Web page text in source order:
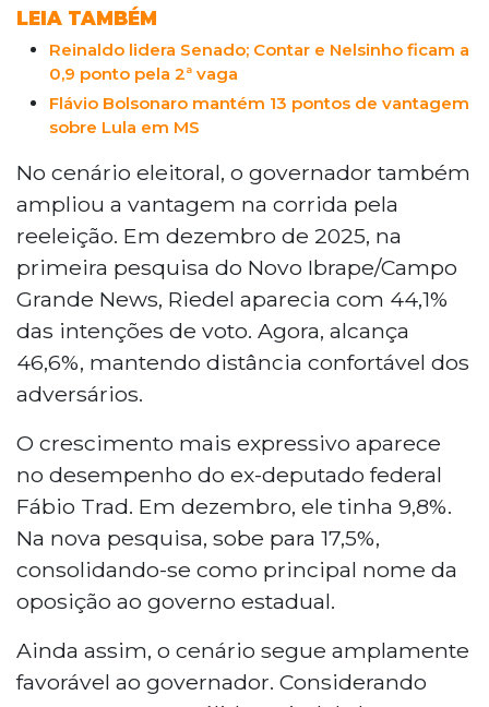
com 42,8%.
LEIA TAMBÉM
Reinaldo lidera Senado; Contar e Nelsinho ficam a
0,9 ponto pela 2ª vaga
Flávio Bolsonaro mantém 13 pontos de vantagem
sobre Lula em MS
No cenário eleitoral, o governador também
ampliou a vantagem na corrida pela
reeleição. Em dezembro de 2025, na
primeira pesquisa do Novo Ibrape/Campo
Grande News, Riedel aparecia com 44,1%
das intenções de voto. Agora, alcança
46,6%, mantendo distância confortável dos
adversários.
O crescimento mais expressivo aparece
no desempenho do ex-deputado federal
Fábio Trad. Em dezembro, ele tinha 9,8%.
Na nova pesquisa, sobe para 17,5%,
consolidando-se como principal nome da
oposição ao governo estadual.
Ainda assim, o cenário segue amplamente
favorável ao governador. Considerando